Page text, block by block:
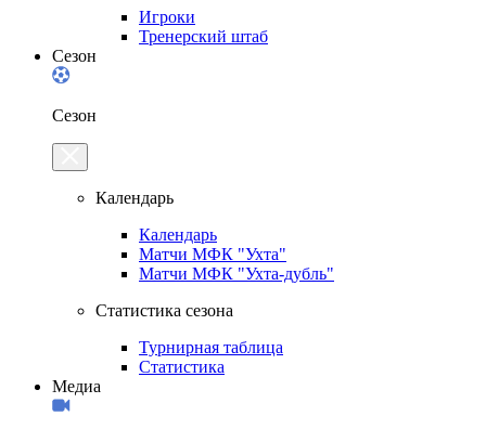
Игроки
Тренерский штаб
Сезон
Сезон
Календарь
Календарь
Матчи МФК "Ухта"
Матчи МФК "Ухта-дубль"
Статистика сезона
Турнирная таблица
Статистика
Медиа